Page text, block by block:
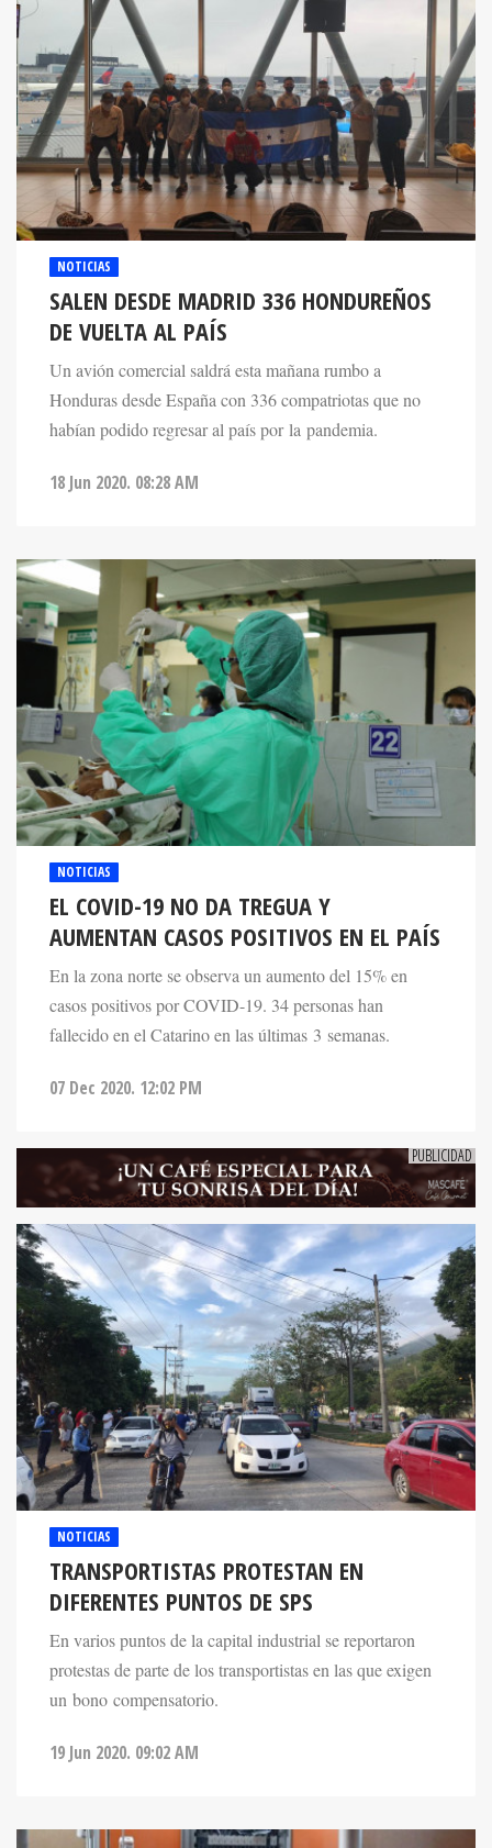
NOTICIAS
SALEN DESDE MADRID 336 HONDUREÑOS
DE VUELTA AL PAÍS
Un avión comercial saldrá esta mañana rumbo a
Honduras desde España con 336 compatriotas que no
habían podido regresar al país por la pandemia.
18 Jun 2020. 08:28 AM
NOTICIAS
EL COVID-19 NO DA TREGUA Y
AUMENTAN CASOS POSITIVOS EN EL PAÍS
En la zona norte se observa un aumento del 15% en
casos positivos por COVID-19. 34 personas han
fallecido en el Catarino en las últimas 3 semanas.
07 Dec 2020. 12:02 PM
NOTICIAS
TRANSPORTISTAS PROTESTAN EN
DIFERENTES PUNTOS DE SPS
En varios puntos de la capital industrial se reportaron
protestas de parte de los transportistas en las que exigen
un bono compensatorio.